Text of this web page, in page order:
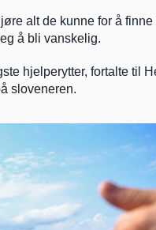
alt de kunne for å finne
å bli vanskelig.
hjelperytter, fortalte til
sloveneren.